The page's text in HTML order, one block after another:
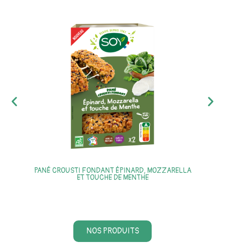
PANÉ CROUSTI FONDANT ÉPINARD, MOZZARELLA
ET TOUCHE DE MENTHE
NOS PRODUITS